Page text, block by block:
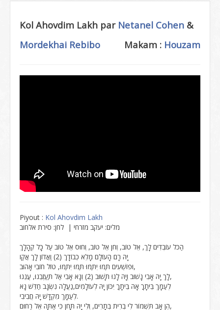
Kol Ahovdim Lakh par Netanel Cohen &
Mordekhai Rebibo
Makam : Houzam
Piyout : Kol Ahovdim Lakh
מלים: יעקב מזרחי | לחן: סירת אלחוב
הַכֹּל עוֹבְדִים לָךְ, אֵל טוֹב, וְחֹן אֵל טוֹב, וְחוּס אֵל טוֹב עַל כָּל קְהָלָךְ
יָהּ רָם הָעוֹלָם מָלֵא כְבוֹדָךְ (2) וַאֲדוֹן לָךְ אֲקַו
וּפוֹשְׁעִים תַּמּוּ יִתַּמּוּ תַּמּוּ יִתַּמּוּ, טוֹל חוֹבִי אָהוּב,
לָךְ יָהּ אָבִי נָשׁוּב וְיָהּ לָנוּ תָּשׁוּב (2) וְנָא אָבִי אַל תַּעַזְבֵנוּ, עֲנֵנוּ,
לְעַמָּךְ בֵּיתָךֽ אָהּ בֵּיתָךֽ יִכּוֹן יָהּ לְעוֹלָמִים,נַעֲלָה נִשְׂגָּב חַדֵּשׁ נָא
לְעַמָּךְ מִקְדָּשׁ יָהּ חֲבִיבִי.
הֵן אָב תִּשְׁמוֹר לִי בְּרִית בְּתָרִים, וְלִי יָהּ תָּחֹן כִּי אַתָּה אֵל רַחוּם,